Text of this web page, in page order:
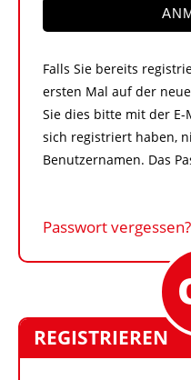
Falls Sie bereits
ersten Mal auf der
Sie dies bitte mit der E-
sich registriert haben,
Benutzernamen. Das
Passwort vergessen?
REGISTRIEREN